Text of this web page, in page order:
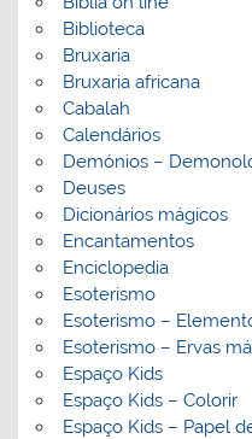
Biblioteca
Bruxaria
Bruxaria africana
Cabalah
Calendários
Demónios –
Deuses
Dicionários mágicos
Encantamentos
Enciclopedia
Esoterismo
Esoterismo –
Esoterismo – Ervas
Espaço Kids
Espaço Kids – Colorir
Espaço Kids – Papel